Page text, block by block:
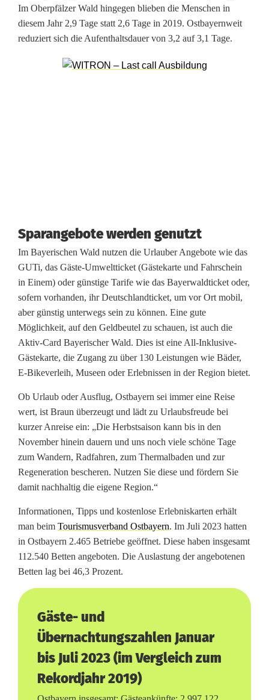
e
n
a
Im Oberpfälzer Wald hingegen blieben die Menschen in
diesem Jahr 2,9 Tage statt 2,6 Tage in 2019. Ostbayernweit
reduziert sich die Aufenthaltsdauer von 3,2 auf 3,1 Tage.
Sparangebote werden genutzt
Im Bayerischen Wald nutzen die Urlauber Angebote wie das
GUTi, das Gäste-Umweltticket (Gästekarte und Fahrschein
in Einem) oder günstige Tarife wie das Bayerwaldticket oder,
sofern vorhanden, ihr Deutschlandticket, um vor Ort mobil,
aber günstig unterwegs sein zu können. Eine gute
Möglichkeit, auf den Geldbeutel zu schauen, ist auch die
Aktiv-Card Bayerischer Wald. Dies ist eine All-Inklusive-
Gästekarte, die Zugang zu über 130 Leistungen wie Bäder,
E-Bikeverleih, Museen oder Erlebnissen in der Region bietet.
Ob Urlaub oder Ausflug, Ostbayern sei immer eine Reise
wert, ist Braun überzeugt und lädt zu Urlaubsfreude bei
kurzer Anreise ein: „Die Herbstsaison kann bis in den
November hinein dauern und uns noch viele schöne Tage
zum Wandern, Radfahren, zum Thermalbaden und zur
Regeneration bescheren. Nutzen Sie diese und fördern Sie
damit nachhaltig die eigene Region.“
Informationen, Tipps und kostenlose Erlebniskarten erhält
man beim Tourismusverband Ostbayern. Im Juli 2023 hatten
in Ostbayern 2.465 Betriebe geöffnet. Diese haben insgesamt
112.540 Betten angeboten. Die Auslastung der angebotenen
Betten lag bei 46,3 Prozent.
Gäste- und
Übernachtungszahlen Januar
bis Juli 2023 (im Vergleich zum
Rekordjahr 2019)